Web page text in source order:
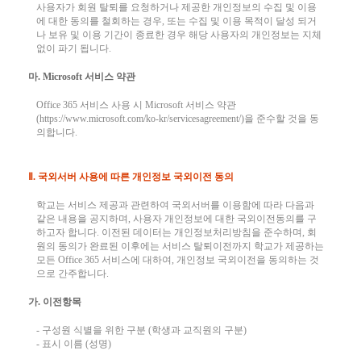
사용자가 회원 탈퇴를 요청하거나 제공한 개인정보의 수집 및 이용
에 대한 동의를 철회하는 경우, 또는 수집 및 이용 목적이 달성 되거
나 보유 및 이용 기간이 종료한 경우 해당 사용자의 개인정보는 지체
없이 파기 됩니다.
마. Microsoft 서비스 약관
Office 365 서비스 사용 시 Microsoft 서비스 약관
(https://www.microsoft.com/ko-kr/servicesagreement/)을 준수할 것을 동
의합니다.
Ⅱ. 국외서버 사용에 따른 개인정보 국외이전 동의
학교는 서비스 제공과 관련하여 국외서버를 이용함에 따라 다음과
같은 내용을 공지하며, 사용자 개인정보에 대한 국외이전동의를 구
하고자 합니다. 이전된 데이터는 개인정보처리방침을 준수하며, 회
원의 동의가 완료된 이후에는 서비스 탈퇴이전까지 학교가 제공하는
모든 Office 365 서비스에 대하여, 개인정보 국외이전을 동의하는 것
으로 간주합니다.
가. 이전항목
- 구성원 식별을 위한 구분 (학생과 교직원의 구분)
- 표시 이름 (성명)